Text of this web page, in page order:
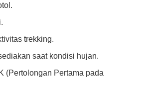
trekking.
saat kondisi hujan.
(Pertolongan Pertama pada